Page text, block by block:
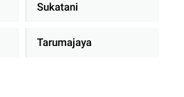
Sukatani
Tarumajaya